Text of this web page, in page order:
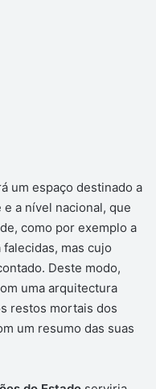
um espaço destinado a
a nível nacional, que
como por exemplo a
mas cujo
Deste modo,
uma arquitectura
restos mortais dos
um resumo das suas